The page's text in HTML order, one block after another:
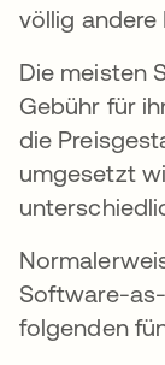
völlig andere
Die meisten
Gebühr für
die
umgesetzt
Software-
folgenden